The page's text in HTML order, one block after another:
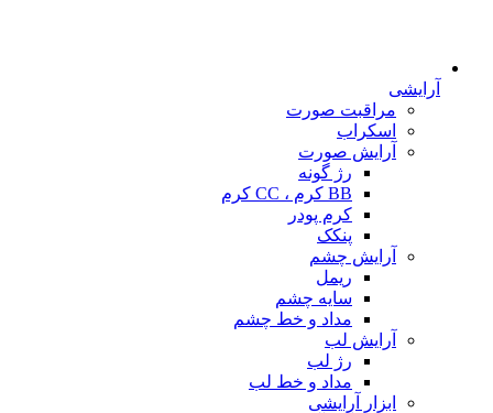
آرایشی
مراقبت صورت
اسکراب
آرایش صورت
رژ گونه
BB کرم ، CC کرم
کرم پودر
پنکک
آرایش چشم
ریمل
سایه چشم
مداد و خط چشم
آرایش لب
رژ لب
مداد و خط لب
ابزار آرایشی